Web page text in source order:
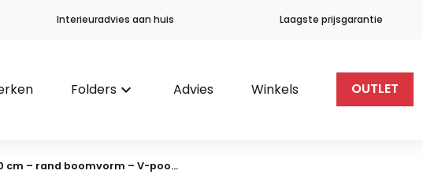
Interieuradvies aan huis Laagste prijsgarantie
Folders keyboard_arrow_down Advies Winkels OUTLET
cm – rand boomvorm – V-poo...